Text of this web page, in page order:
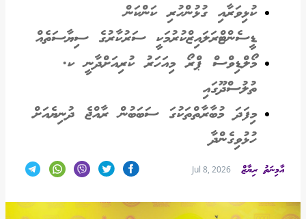
ކުޅިވަރާއި ގުޅުންހުރި ކަންކަން
ޑީސެންޓްރަލައިޒްކުރުމަކީ ސަރުކާރުގެ ސިޔާސަތެއް
މޯލްޑިވްސް ޕްރޯ މިއަހަރު ކުރިއަށްދާނީ ކ.
ތުލުސްދޫގައި
މިފަދަ މުބާރާތްތަކުގަ ސަބަބުން ރާއްޖެ ދުނިޔެއަށް
ހުޅުވިގެންދާ
އާމިނަތު ރިޔާޒް Jul 8, 2026